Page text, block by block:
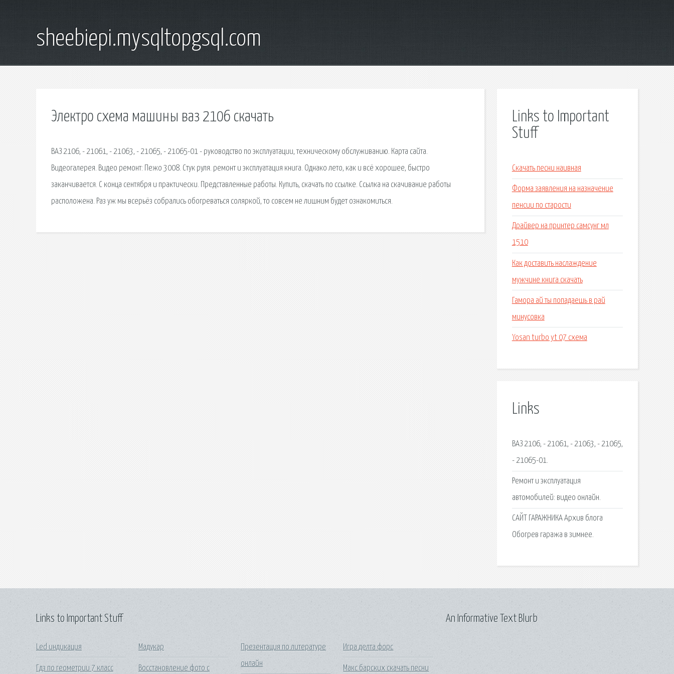
sheebiepi.mysqltopgsql.com
Электро схема машины ваз 2106 скачать
ВАЗ 2106, - 21061, - 21063, - 21065, - 21065-01 - руководство по эксплуатации, техническому обслуживанию. Карта сайта.
Видеогалерея. Видео ремонт: Пежо 3008. Стук руля. ремонт и эксплуатация книга. Однако лето, как и всё хорошее, быстро
заканчивается. С конца сентября и практически. Представленные работы. Купить, скачать по ссылке. Ссылка на скачивание работы
расположена. Раз уж мы всерьёз собрались обогреваться соляркой, то совсем не лишним будет ознакомиться.
Links to Important
Stuff
Скачать песни наивная
Форма заявления на назначение
пенсии по старости
Драйвер на принтер самсунг мл
1510
Как доставить наслаждение
мужчине книга скачать
Гамора ай ты попадаешь в рай
минусовка
Yosan turbo yt 07 схема
Links
ВАЗ 2106, - 21061, - 21063, - 21065,
- 21065-01.
Ремонт и эксплуатация
автомобилей: видео онлайн.
САЙТ ГАРАЖНИКА Архив блога
Обогрев гаража в зимнее.
Links to Important Stuff
Led индикация
Гдз по геометрии 7 класс
Мадукар
Восстановление фото с
Презентация по литературе
онлайн
Игра делта форс
Макс барских скачать песни
An Informative Text Blurb